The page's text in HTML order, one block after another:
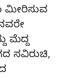
ಮೆದ್ದ
ಸವಿರುಚಿ,